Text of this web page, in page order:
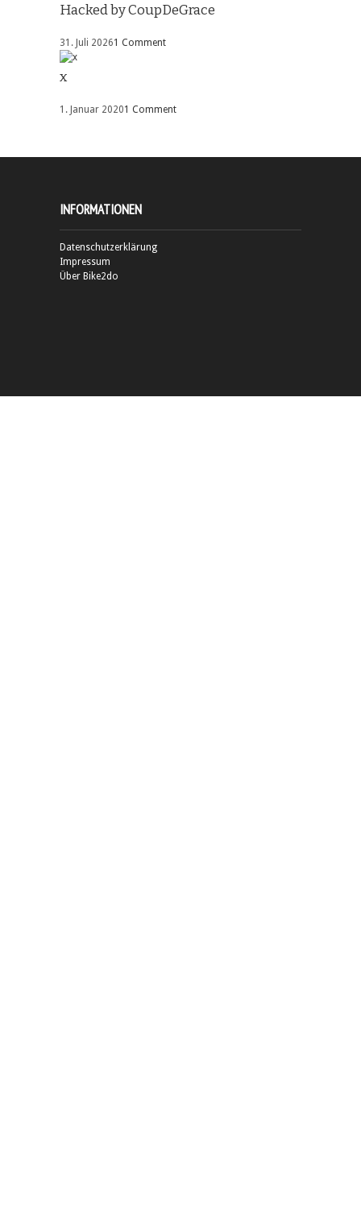
Hacked by CoupDeGrace
31. Juli 20261 Comment
x
1. Januar 20201 Comment
INFORMATIONEN
Datenschutzerklärung
Impressum
Über Bike2do